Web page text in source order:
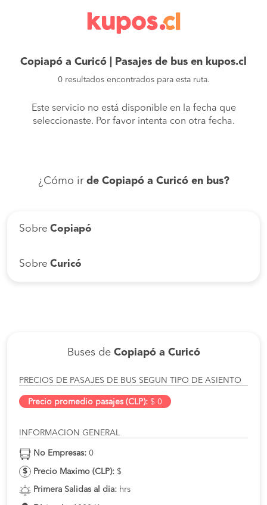
Copiapó a Curicó | Pasajes de bus en kupos.cl
0 resultados encontrados para esta ruta.
Este servicio no está disponible en la fecha que
seleccionaste. Por favor intenta con otra fecha.
¿Cómo ir de Copiapó a Curicó en bus?
Sobre Copiapó
Sobre Curicó
Buses de Copiapó a Curicó
PRECIOS DE PASAJES DE BUS SEGUN TIPO DE ASIENTO
Precio promedio pasajes (CLP): $ 0
INFORMACION GENERAL
No Empresas: 0
Precio Maximo (CLP): $
Primera Salidas al dia: hrs